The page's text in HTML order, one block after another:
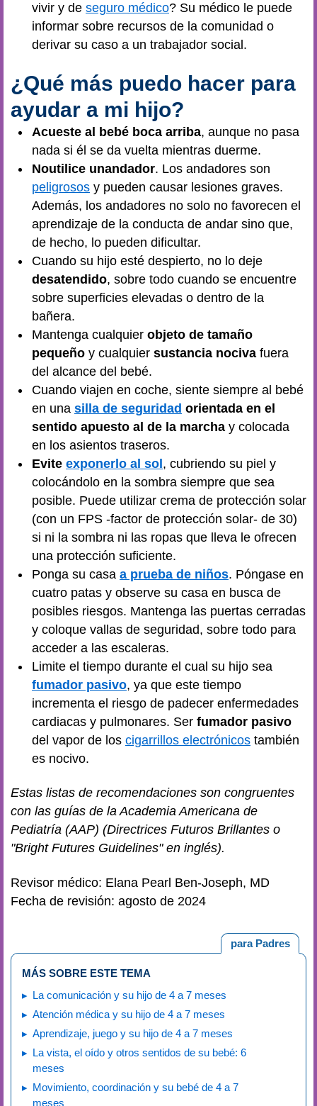
vivir y de seguro médico? Su médico le puede
informar sobre recursos de la comunidad o
derivar su caso a un trabajador social.
¿Qué más puedo hacer para
ayudar a mi hijo?
Acueste al bebé boca arriba, aunque no pasa
nada si él se da vuelta mientras duerme.
Noutilice unandador. Los andadores son
peligrosos y pueden causar lesiones graves.
Además, los andadores no solo no favorecen el
aprendizaje de la conducta de andar sino que,
de hecho, lo pueden dificultar.
Cuando su hijo esté despierto, no lo deje
desatendido, sobre todo cuando se encuentre
sobre superficies elevadas o dentro de la
bañera.
Mantenga cualquier objeto de tamaño
pequeño y cualquier sustancia nociva fuera
del alcance del bebé.
Cuando viajen en coche, siente siempre al bebé
en una silla de seguridad orientada en el
sentido apuesto al de la marcha y colocada
en los asientos traseros.
Evite exponerlo al sol, cubriendo su piel y
colocándolo en la sombra siempre que sea
posible. Puede utilizar crema de protección solar
(con un FPS -factor de protección solar- de 30)
si ni la sombra ni las ropas que lleva le ofrecen
una protección suficiente.
Ponga su casa a prueba de niños. Póngase en
cuatro patas y observe su casa en busca de
posibles riesgos. Mantenga las puertas cerradas
y coloque vallas de seguridad, sobre todo para
acceder a las escaleras.
Limite el tiempo durante el cual su hijo sea
fumador pasivo, ya que este tiempo
incrementa el riesgo de padecer enfermedades
cardiacas y pulmonares. Ser fumador pasivo
del vapor de los cigarrillos electrónicos también
es nocivo.
Estas listas de recomendaciones son congruentes
con las guías de la Academia Americana de
Pediatría (AAP) (Directrices Futuros Brillantes o
"Bright Futures Guidelines" en inglés).
Revisor médico: Elana Pearl Ben-Joseph, MD
Fecha de revisión: agosto de 2024
para Padres
MÁS SOBRE ESTE TEMA
La comunicación y su hijo de 4 a 7 meses
Atención médica y su hijo de 4 a 7 meses
Aprendizaje, juego y su hijo de 4 a 7 meses
La vista, el oído y otros sentidos de su bebé: 6
meses
Movimiento, coordinación y su bebé de 4 a 7
meses